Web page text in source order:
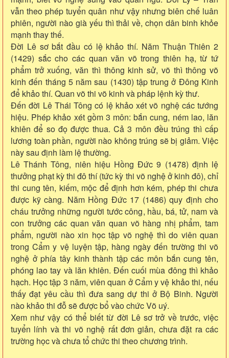
vẫn theo phép tuyển quân như vậy nhưng biên chế luân
phiên, người nào già yếu thì thải về, chọn dân binh khỏe
mạnh thay thế.
Đời Lê sơ bắt đầu có lệ khảo thí. Năm Thuận Thiên 2
(1429) sắc cho các quan văn võ trong thiên hạ, từ tứ
phẩm trở xuống, văn thì thông kinh sử, võ thì thông võ
kinh đến tháng 5 năm sau (1430) tập trung ở Đông Kinh
để khảo thí. Quan võ thi võ kinh và pháp lệnh kỳ thư.
Đến đời Lê Thái Tông có lệ khảo xét võ nghệ các tướng
hiệu. Phép khảo xét gồm 3 môn: bắn cung, ném lao, lăn
khiên để so đọ được thua. Cả 3 môn đều trúng thì cấp
lương toàn phần, người nào không trúng sẽ bị giảm. Việc
này sau định làm lệ thường.
Lê Thánh Tông, niên hiệu Hồng Đức 9 (1478) định lệ
thưởng phạt kỳ thi đô thí (tức kỳ thi võ nghệ ở kinh đô), chỉ
thi cung tên, kiếm, mộc để định hơn kém, phép thi chưa
được kỹ càng. Năm Hồng Đức 17 (1486) quy định cho
cháu trưởng những người tước công, hầu, bá, tử, nam và
con trưởng các quan văn quan võ hàng nhị phẩm, tam
phẩm, người nào xin học tập võ nghệ thì do viên quan
trong Cẩm y vệ luyện tập, hàng ngày đến trường thi võ
nghệ ở phía tây kinh thành tập các môn bắn cung tên,
phóng lao tay và lăn khiên. Đến cuối mùa đông thì khảo
hạch. Học tập 3 năm, viên quan ở Cẩm y vệ khảo thi, nếu
thấy đạt yêu cầu thì đưa sang dự thi ở Bộ Binh. Người
nào khảo thi đỗ sẽ được bổ vào chức Võ uý.
Xem như vậy có thể biết từ đời Lê sơ trở về trước, việc
tuyển lính và thi võ nghệ rất đơn giản, chưa đặt ra các
trường học và chưa tổ chức thi theo chương trình.